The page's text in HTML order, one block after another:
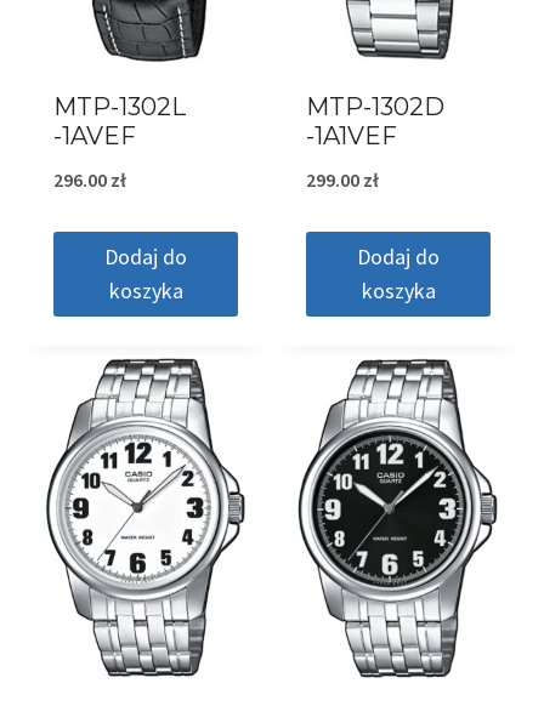
MTP-1302L
-1AVEF
296.00 zł
Dodaj do
koszyka
MTP-1302D
-1A1VEF
299.00 zł
Dodaj do
koszyka